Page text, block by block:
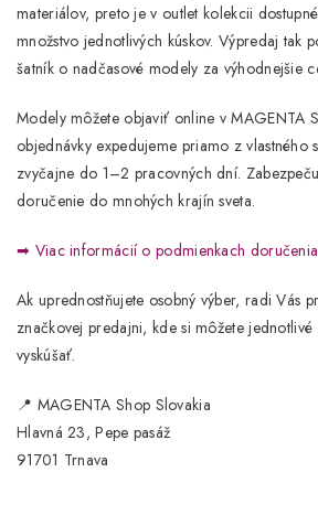
materiálov, preto je v outlet kolekcii
množstvo jednotlivých kúskov. Výpredaj tak
šatník o nadčasové modely za výhodnejšie
Modely môžete objaviť online vMAGENTA
objednávky expedujeme priamo z vlastného
zvyčajne do 1–2 pracovných dní.
doručenie do mnohých krajín sveta.
➡ Viac informácií o podmienkach
Ak uprednostňujete osobný výber, radi Vás
značkovej predajni, kde si môžete
vyskúšať.
📍 MAGENTA Shop Slovakia
Hlavná 23, Pepe pasáž
91701 Trnava